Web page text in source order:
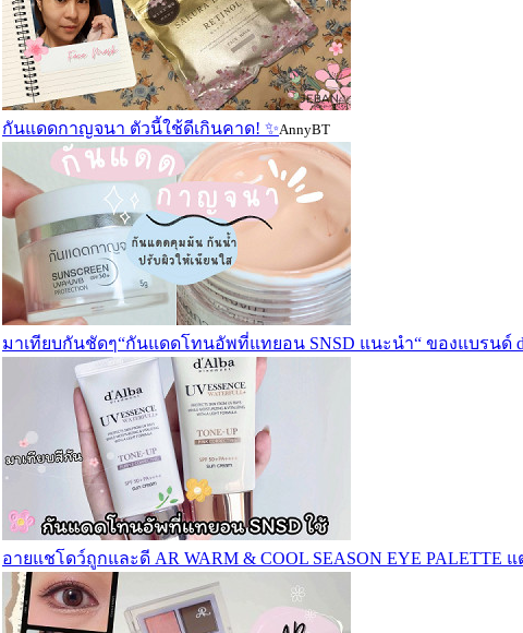
กันแดดกาญจนา ตัวนี้ใช้ดีเกินคาด! ✨️AnnyBT
มาเทียบกันชัดๆ“กันแดดโทนอัพที่แทยอน SNSD แนะนำ“ ของแบรนด์
อายแชโดว์ถูกและดี AR WARM & COOL SEASON EYE PALETTE แ